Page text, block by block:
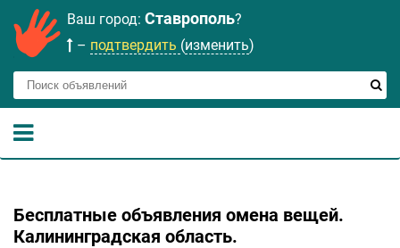
Ваш город: Ставрополь?
– подтвердить (изменить)
Бесплатные объявления омена вещей.
Калининградская область.